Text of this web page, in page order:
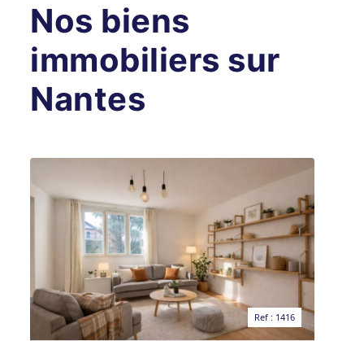
Nos biens
immobiliers sur
Nantes
Ref : 1416